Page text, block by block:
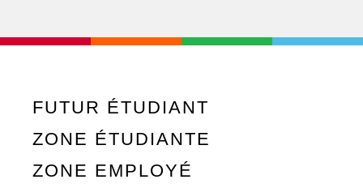
FUTUR ÉTUDIANT
ZONE ÉTUDIANTE
ZONE EMPLOYÉ